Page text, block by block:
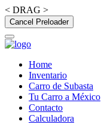
< DRAG >
Cancel Preloader
Home
Inventario
Carro de Subasta
Tu Carro a México
Contacto
Calculadora